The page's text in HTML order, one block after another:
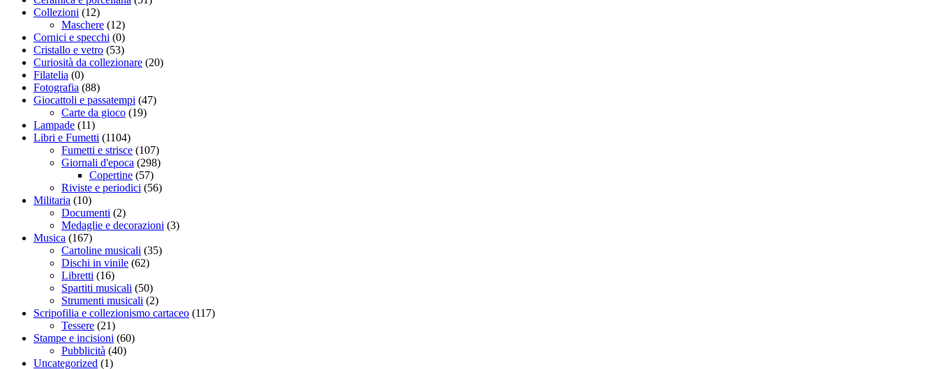
Collezioni (12)
Maschere (12)
Cornici e specchi (0)
Cristallo e vetro (53)
Curiosità da collezionare (20)
Filatelia (0)
Fotografia (88)
Giocattoli e passatempi (47)
Carte da gioco (19)
Lampade (11)
Libri e Fumetti (1104)
Fumetti e strisce (107)
Giornali d'epoca (298)
Copertine (57)
Riviste e periodici (56)
Militaria (10)
Documenti (2)
Medaglie e decorazioni (3)
Musica (167)
Cartoline musicali (35)
Dischi in vinile (62)
Libretti (16)
Spartiti musicali (50)
Strumenti musicali (2)
Scripofilia e collezionismo cartaceo (117)
Tessere (21)
Stampe e incisioni (60)
Pubblicità (40)
Uncategorized (1)